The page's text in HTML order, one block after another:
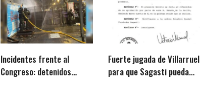
Incidentes frente al
Congreso: detenidos
Fuerte jugada de Villarruel
para que Sagasti pueda